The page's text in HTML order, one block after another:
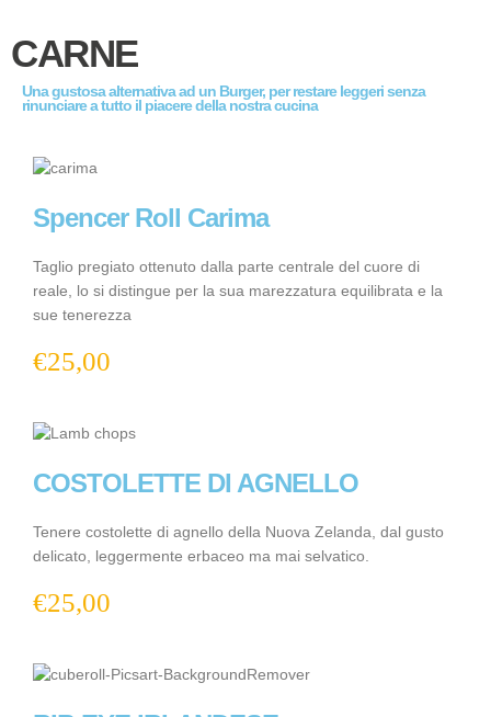
CARNE
Una gustosa alternativa ad un Burger, per restare leggeri senza
rinunciare a tutto il piacere della nostra cucina
Spencer Roll Carima
Taglio pregiato ottenuto dalla parte centrale del cuore di
reale, lo si distingue per la sua marezzatura equilibrata e la
sue tenerezza
€25,00
COSTOLETTE DI AGNELLO
Tenere costolette di agnello della Nuova Zelanda, dal gusto
delicato, leggermente erbaceo ma mai selvatico.
€25,00